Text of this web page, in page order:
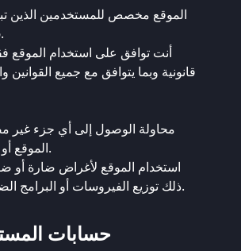
الموقع مخصص للمستخدمين الذين
16 عاما أو أكثر.
أنت توافق على استخدام الموقع
قانونية وبما يتوافق مع جميع القوانين
محاولة الوصول إلى أي جزء غير
الموقع أو التدخل فيه.
استخدام الموقع لأغراض ضارة أو
ذلك توزيع الفيروسات أو البرامج الضارة الأخرى.
2. حسابات